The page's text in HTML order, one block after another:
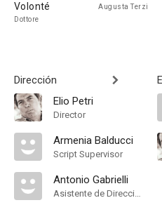
Volonté
Dottore
Augusta Terzi
Dirección
Elio Petri
Director
Armenia Balducci
Script Supervisor
Antonio Gabrielli
Asistente de Dirección, First Assistant Director